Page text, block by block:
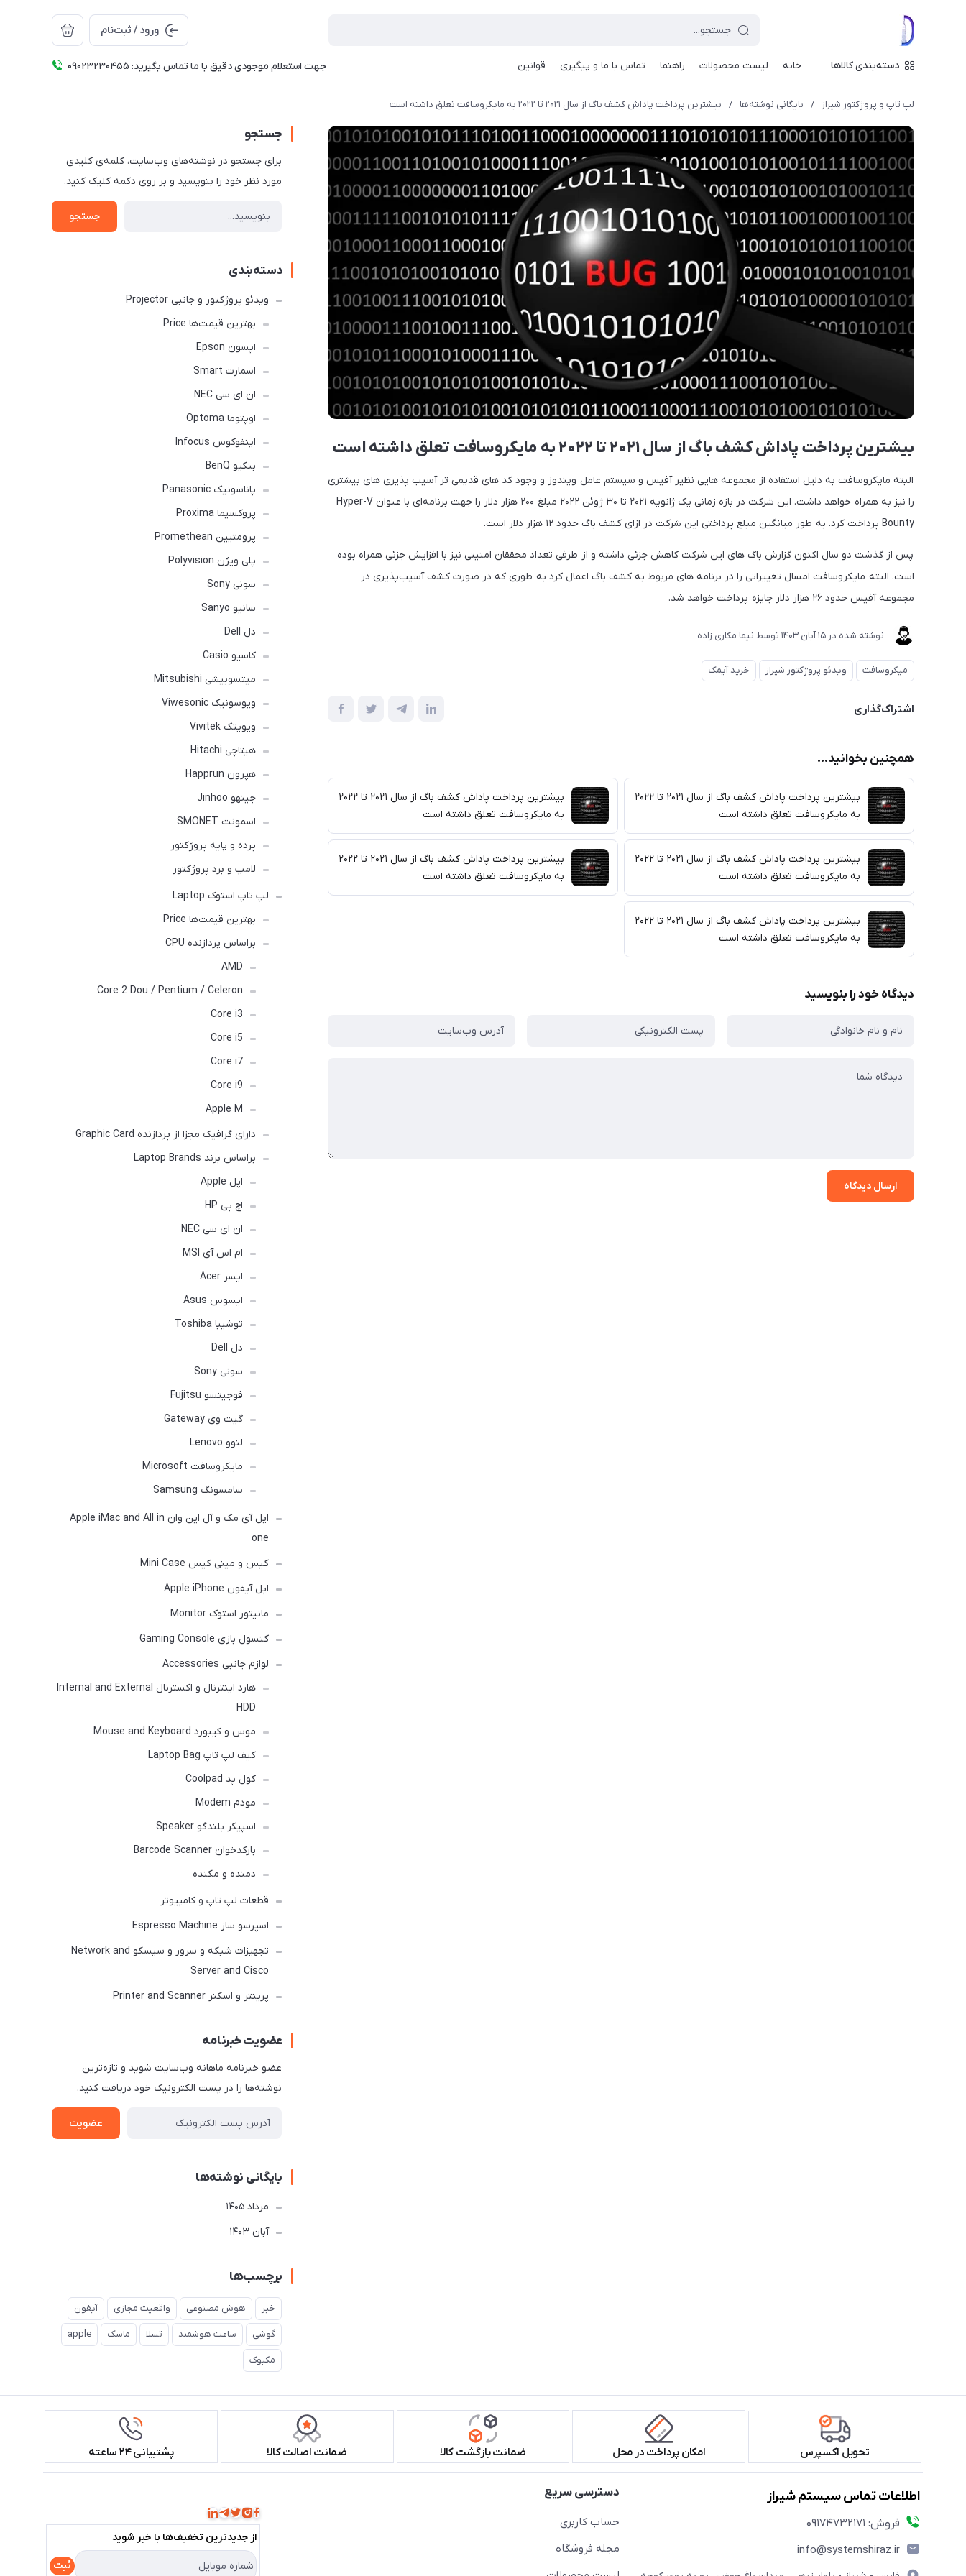
ورود / ثبت‌نام
دسته‌بندی کالاها خانه لیست محصولات راهنما تماس با ما و پیگیری قوانین جهت استعلام موجودی دقیق با ما تماس بگیرید: 09023230455
لپ تاپ و پروژکتور شیراز / بایگانی نوشته‌ها / بیشترین پرداخت پاداش کشف باگ از سال ۲۰۲۱ تا ۲۰۲۲ به مایکروسافت تعلق داشته است
بیشترین پرداخت پاداش کشف باگ از سال ۲۰۲۱ تا ۲۰۲۲ به مایکروسافت تعلق داشته است
البته مایکروسافت به دلیل استفاده از مجموعه هایی نظیر آفیس و سیستم عامل ویندوز و وجود کد های قدیمی تر آسیب پذیری های بیشتری
را نیز به همراه خواهد داشت. این شرکت در بازه زمانی یک ژانویه ۲۰۲۱ تا ۳۰ ژوئن ۲۰۲۲ مبلغ ۲۰۰ هزار دلار را جهت برنامه‌ای با عنوان Hyper-V
Bounty پرداخت کرد. به طور میانگین مبلغ پرداختی این شرکت در ازای کشف باگ حدود ۱۲ هزار دلار است.
پس از گذشت دو سال اکنون گزارش باگ های این شرکت کاهش جزئی داشته و از طرفی تعداد محققان امنیتی نیز با افزایش جزئی همراه بوده
است. البته مایکروسافت امسال تغییراتی را در برنامه های مربوط به کشف باگ اعمال کرد به طوری که در صورت کشف آسیب‌پذیری در
مجموعه آفیس حدود ۲۶ هزار دلار جایزه پرداخت خواهد شد.
نوشته شده در 15 آبان 1403 توسط نیما مکاری زاده
میکروسافت ویدئو پروژکتور شیراز خرید آیمک
اشتراک‌گذاری
همچنین بخوانید...
بیشترین پرداخت پاداش کشف باگ از سال ۲۰۲۱ تا ۲۰۲۲
به مایکروسافت تعلق داشته است
بیشترین پرداخت پاداش کشف باگ از سال ۲۰۲۱ تا ۲۰۲۲
به مایکروسافت تعلق داشته است
بیشترین پرداخت پاداش کشف باگ از سال ۲۰۲۱ تا ۲۰۲۲
به مایکروسافت تعلق داشته است
بیشترین پرداخت پاداش کشف باگ از سال ۲۰۲۱ تا ۲۰۲۲
به مایکروسافت تعلق داشته است
بیشترین پرداخت پاداش کشف باگ از سال ۲۰۲۱ تا ۲۰۲۲
به مایکروسافت تعلق داشته است
دیدگاه خود را بنویسید
ارسال دیدگاه
جستجو
برای جستجو در نوشته‌های وب‌سایت، کلمه‌ی کلیدی
مورد نظر خود را بنویسید و بر روی دکمه کلیک کنید.
جستجو
دسته‌بندی
ویدئو پروژکتور و جانبی Projector
بهترین قیمت‌ها Price
اپسون Epson
اسمارت Smart
ان ای سی NEC
اوپتوما Optoma
اینفوکوس Infocus
بنکیو BenQ
پاناسونیک Panasonic
پروکسیما Proxima
پرومتیین Promethean
پلی ویژن Polyvision
سونی Sony
سانیو Sanyo
دل Dell
کاسیو Casio
میتسوبیشی Mitsubishi
ویوسونیک Viwesonic
ویویتک Vivitek
هیتاچی Hitachi
هپرون Happrun
جینهو Jinhoo
اسمونت SMONET
پرده و پایه پروژکتور
لامپ و برد پروژکتور
لپ تاپ استوک Laptop
بهترین قیمت‌ها Price
براساس پردازنده CPU
AMD
Core 2 Dou / Pentium / Celeron
Core i3
Core i5
Core i7
Core i9
Apple M
دارای گرافیک مجزا از پردازنده Graphic Card
براساس برند Laptop Brands
اپل Apple
اچ پی HP
ان ای سی NEC
ام اس آی MSI
ایسر Acer
ایسوس Asus
توشیبا Toshiba
دل Dell
سونی Sony
فوجیتسو Fujitsu
گیت وی Gateway
لنوو Lenovo
مایکروسافت Microsoft
سامسونگ Samsung
اپل آی مک و آل این وان Apple iMac and All in
one
کیس و مینی کیس Mini Case
اپل آیفون Apple iPhone
مانیتور استوک Monitor
کنسول بازی Gaming Console
لوازم جانبی Accessories
هارد اینترنال و اکسترنال Internal and External
HDD
موس و کیبورد Mouse and Keyboard
کیف لپ تاپ Laptop Bag
کول پد Coolpad
مودم Modem
اسپیکر بلندگو Speaker
بارکدخوان Barcode Scanner
دمنده و مکنده
قطعات لپ تاپ و کامپیوتر
اسپرسو ساز Espresso Machine
تجهیزات شبکه و سرور و سیسکو Network and
Server and Cisco
پرینتر و اسکنر Printer and Scanner
عضویت خبرنامه
عضو خبرنامه ماهانه وب‌سایت شوید و تازه‌ترین
نوشته‌ها را در پست الکترونیک خود دریافت کنید.
عضویت
بایگانی نوشته‌ها
مرداد 1405
آبان 1403
برچسب‌ها
خبر هوش مصنوعی واقعیت مجازی آیفون
گوشی ساعت هوشمند تسلا ماسک apple
مکبوک
تحویل اکسپرس امکان پرداخت در محل ضمانت بازگشت کالا ضمانت اصالت کالا پشتیبانی ۲۴ ساعته
اطلاعات تماس سیستم شیراز
فروش: 09174732171
info@systemshiraz.ir
دسترسی سریع
حساب کاربری
مجله فروشگاه
از جدید‌ترین تخفیف‌ها با‌ خبر شوید
ثبت